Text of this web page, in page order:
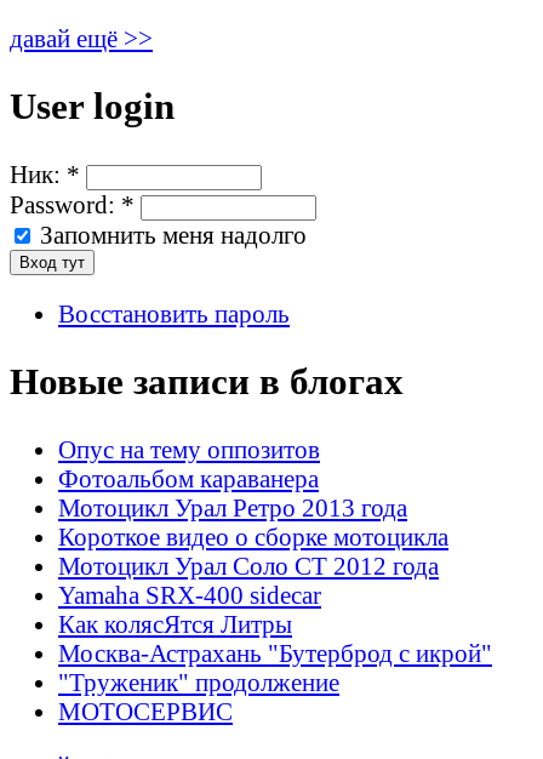
давай ещё >>
User login
Ник: *
Password: *
Запомнить меня надолго
Восстановить пароль
Новые записи в блогах
Опус на тему оппозитов
Фотоальбом караванера
Мотоцикл Урал Ретро 2013 года
Короткое видео о сборке мотоцикла
Мотоцикл Урал Соло СТ 2012 года
Yamaha SRX-400 sidecar
Как колясЯтся Литры
Москва-Астрахань "Бутерброд с икрой"
"Труженик" продолжение
МОТОСЕРВИС